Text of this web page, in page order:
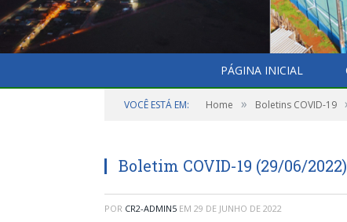
PÁGINA INICIAL
VOCÊ ESTÁ EM: Home » Boletins COVID-19
Boletim COVID-19 (29/06/2022)
POR CR2-ADMIN5 EM 29 DE JUNHO DE 2022